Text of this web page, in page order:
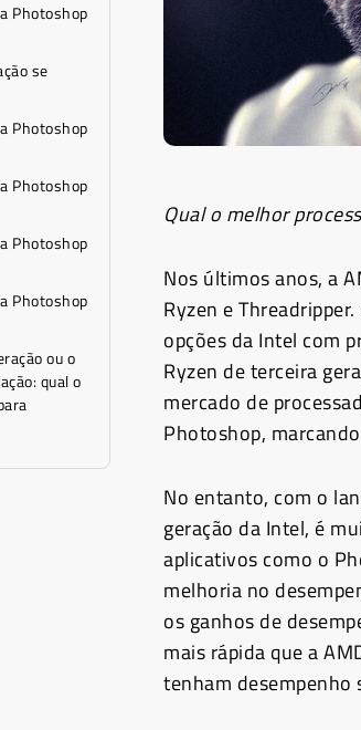
Photoshop
se
Photoshop
Photoshop
Photoshop
Photoshop
ou o
qual o
Qual o melhor
Nos últimos anos, a
Ryzen e Threadripper.
opções da Intel com
Ryzen de terceira
mercado de
Photoshop,
No entanto, com o
geração da Intel, é
aplicativos como o
melhoria no
os ganhos de
mais rápida que a
tenham desempenho